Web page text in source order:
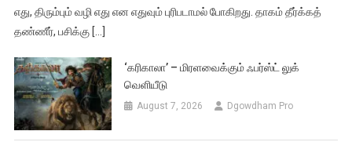
எது, திரும்பும் வழி எது என எதுவும் புரிபடாமல் போகிறது. தாகம் தீர்க்கத்
தண்ணீர், பசிக்கு […]
‘கரிகாலா’ – மிரளவைக்கும் ஃபர்ஸ்ட் லுக்
வெளியீடு
August 7, 2026 Dgowdham Pro